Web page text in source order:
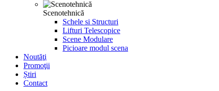
Scenotehnică
Schele si Structuri
Lifturi Telescopice
Scene Modulare
Picioare modul scena
Noutăţi
Promoţii
Știri
Contact